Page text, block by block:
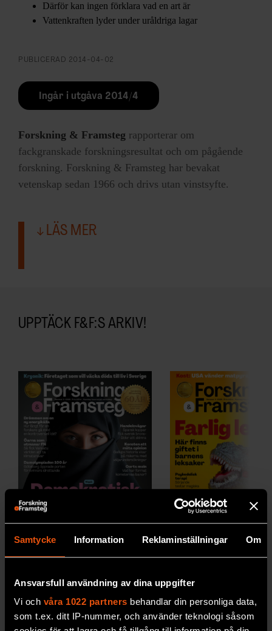
Samtycke Information Reklaminställningar Om
Ansvarsfull användning av dina uppgifter
Vi och våra 1022 partners behandlar din personliga data,
som t.ex. ditt IP-nummer, och använder teknologi såsom
PRENUMERERA PÅ F&F
OM F&F
Därför kan ingen förklara vad en art är
Vattenkraften lyder under uråldriga lagar
PUBLICERAD 2014-04-02
Ingår i utgåva 2014/4
Forskning & Framsteg rapporterar om
fackgranskade forskningsresultat och om pågående
forskning. Forskning & Framsteg har bevakat
vetenskap sedan 1966 och drivs utan vinstsyfte.
LÄS MER
UPPTÄCK F&F:S ARKIV!
2026/5 2026/4